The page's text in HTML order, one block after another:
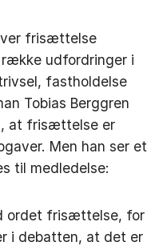
frisættelse
udfordringer i
fastholdelse
Tobias Berggren
at frisættelse er
Men han ser et
til medledelse:
ordet frisættelse, for
i debatten, at det er